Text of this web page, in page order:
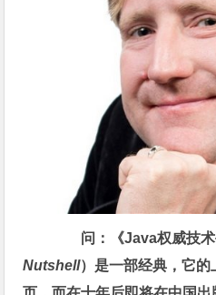
问：《Java权威技术
Nutshell）是一部经典，它